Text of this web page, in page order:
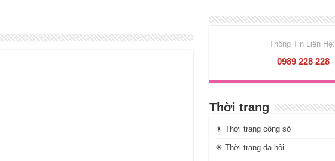
Thông Tin Liên Hệ:
0989 228 228
Thời trang
☀ Thời trang công sở
☀ Thời trang dạ hội